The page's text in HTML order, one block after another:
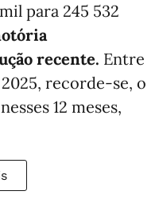
para 245 532
recente. Entre
recorde-se, o
12 meses,